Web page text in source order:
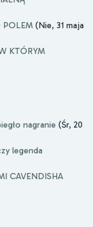
POLEM (Nie, 31 maja
KTÓRYM
nagranie (Śr, 20
legenda
CAVENDISHA